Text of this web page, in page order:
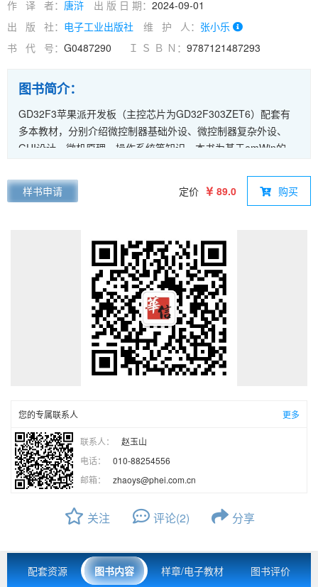
作 译 者： 唐浒 出 版 日 期： 2024-09-01
出 版 社： 电子工业出版社 维 护 人： 张小乐
书 代 号： G0487290 Ｉ Ｓ Ｂ Ｎ： 9787121487293
图书简介：
GD32F3苹果派开发板（主控芯片为GD32F303ZET6）配套有
多本教材，分别介绍微控制器基础外设、微控制器复杂外设、
GUI设计、微机原理、操作系统等知识。本书为基于emWin的
植、emWin仿真、emWin基础显示、窗口管理，emWin的
BUTTON、FRAMEWIN、TEXT、EDIT、PROGBAR、
且各章的工程采用模块化设计，以便于将各模块应用到实际项目
和产品中。本书配有丰富的资料包，涵盖GD32F3苹果派开发板
原理图、例程、软件包、PPT等，资料包将持续更新，下载链接
可通过微信公众号“卓越工程师培养系列”获取。本书既可以作为
高等院校电子信息、自动化等专业微控制器相关课程的教材，也
可以作为微控制器系统设计及相关行业工程技术人员的入门培训
样书申请 定价 89.0 购买
您的专属联系人 更多
联系人：
赵玉山
电话：
010-88254556
邮箱：
zhaoys@phei.com.cn
关注 评论(2) 分享
配套资源 图书内容 样章/电子教材 图书评价